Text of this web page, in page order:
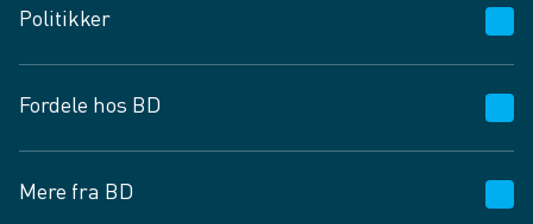
Vagttelefon 30 10 89 89
Spørgsmål og svar
Job og karriere
Fødevarekontrolrapport
Politikker
Privatlivspolitik
Cookies
Vilkår og betingelser
Fordele hos BD
BD app
Mere fra BD